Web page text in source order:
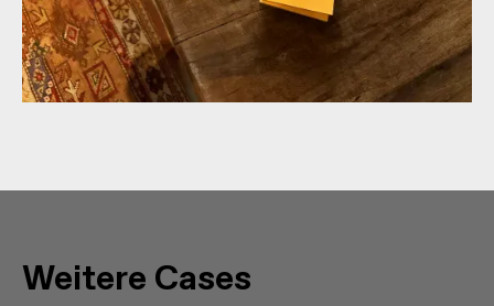
Weitere Cases